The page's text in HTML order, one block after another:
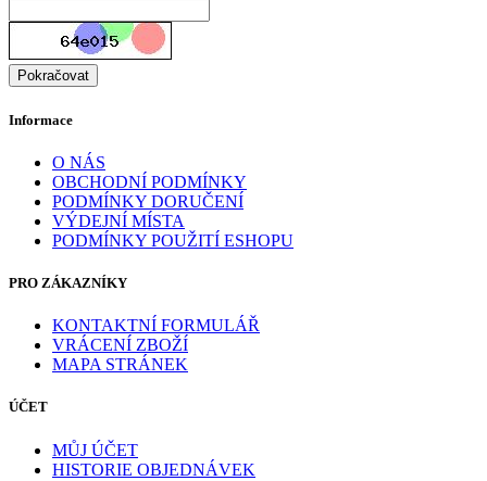
Pokračovat
Informace
O NÁS
OBCHODNÍ PODMÍNKY
PODMÍNKY DORUČENÍ
VÝDEJNÍ MÍSTA
PODMÍNKY POUŽITÍ ESHOPU
PRO ZÁKAZNÍKY
KONTAKTNÍ FORMULÁŘ
VRÁCENÍ ZBOŽÍ
MAPA STRÁNEK
ÚČET
MŮJ ÚČET
HISTORIE OBJEDNÁVEK